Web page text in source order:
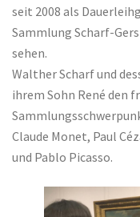
seit 2008 als
Sammlung Scharf-
sehen.
Walther Scharf und
ihrem Sohn René den
Claude Monet, Paul
und Pablo Picasso.